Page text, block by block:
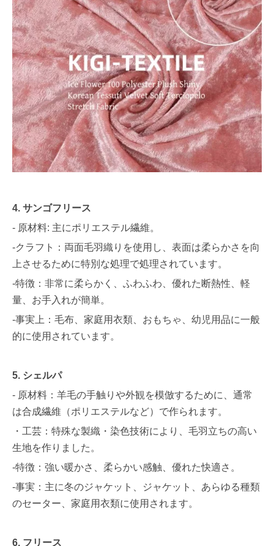
4. サンゴフリース
- 原材料: 主にポリエステル繊維。
-クラフト：両面毛羽織りを使用し、表面は柔らかさを向
上させるために特別な処理で処理されています。
-特徴：非常に柔らかく、ふわふわ、優れた断熱性、軽
量、お手入れが簡単。
-事実上：毛布、家庭用衣類、おもちゃ、幼児用品に一般
的に使用されています。
5. シェルパ
- 原材料：羊毛の手触りや外観を模倣するために、通常
は合成繊維（ポリエステルなど）で作られます。
・工芸：特殊な製織・染色技術により、毛羽立ちの高い
生地を作りました。
-特徴：強い暖かさ、柔らかい感触、優れた快適さ。
-事実：主に冬のジャケット、ジャケット、あらゆる種類
のセーター、家庭用衣類に使用されます。
6. フリース